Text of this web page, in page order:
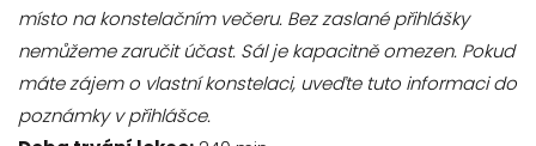
místo na konstelačním večeru. Bez zaslané přihlášky
nemůžeme zaručit účast. Sál je kapacitně omezen. Pokud
máte zájem o vlastní konstelaci, uveďte tuto informaci do
poznámky v přihlášce.